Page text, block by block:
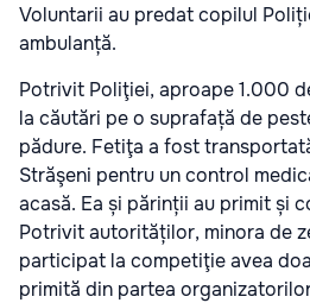
Voluntarii au predat copilul
ambulanță.
Potrivit Poliţiei, aproape 1.000
la căutări pe o suprafață de
pădure. Fetiţa a fost
Străşeni pentru un control
acasă. Ea și părinții au primit și
Potrivit autorităților, minora de
participat la competiţie avea
primită din partea